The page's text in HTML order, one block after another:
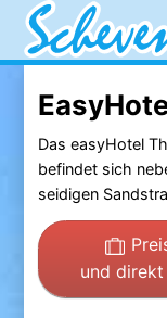
Das easyHotel
befindet sich
seidigen
und